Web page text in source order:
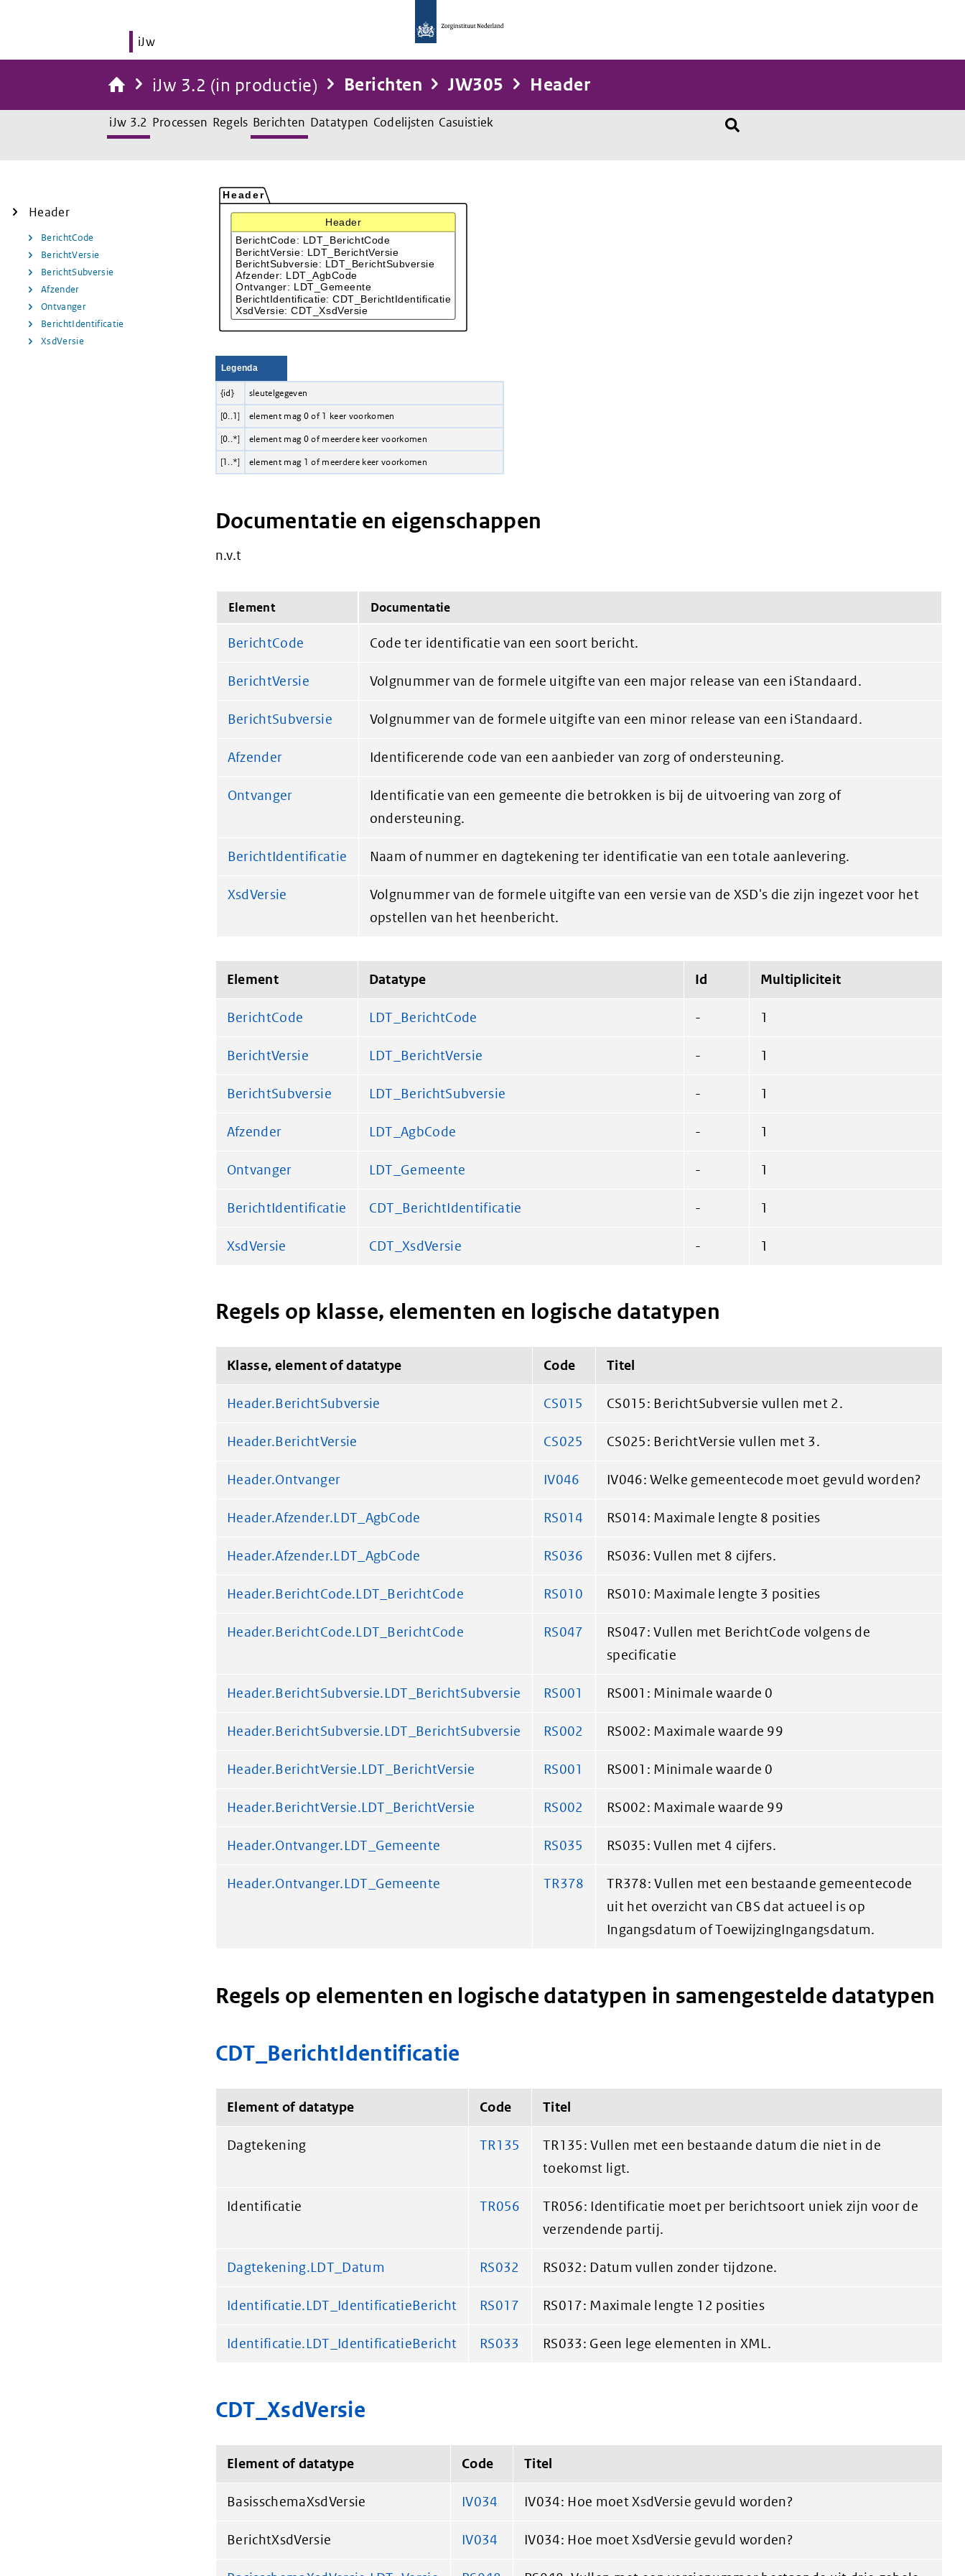
iJw
iJw 3.2 (in productie) Berichten JW305 Header
iJw 3.2 Processen Regels Berichten Datatypen Codelijsten Casuistiek
Header
BerichtCode
BerichtVersie
BerichtSubversie
Afzender
Ontvanger
BerichtIdentificatie
XsdVersie
Legenda
{id}
sleutelgegeven
[0..1]
element mag 0 of 1 keer voorkomen
[0..*]
element mag 0 of meerdere keer voorkomen
[1..*]
element mag 1 of meerdere keer voorkomen
Documentatie en eigenschappen
n.v.t
Element Documentatie
BerichtCode Code ter identificatie van een soort bericht.
BerichtVersie Volgnummer van de formele uitgifte van een major release van een iStandaard.
BerichtSubversie Volgnummer van de formele uitgifte van een minor release van een iStandaard.
Afzender Identificerende code van een aanbieder van zorg of ondersteuning.
Ontvanger
Identificatie van een gemeente die betrokken is bij de uitvoering van zorg of
ondersteuning.
BerichtIdentificatie Naam of nummer en dagtekening ter identificatie van een totale aanlevering.
XsdVersie
Volgnummer van de formele uitgifte van een versie van de XSD's die zijn ingezet voor het
opstellen van het heenbericht.
Element Datatype Id Multipliciteit
BerichtCode LDT_BerichtCode - 1
BerichtVersie LDT_BerichtVersie - 1
BerichtSubversie LDT_BerichtSubversie - 1
Afzender LDT_AgbCode - 1
Ontvanger LDT_Gemeente - 1
BerichtIdentificatie CDT_BerichtIdentificatie - 1
XsdVersie CDT_XsdVersie - 1
Regels op klasse, elementen en logische datatypen
Klasse, element of datatype Code Titel
Header.BerichtSubversie CS015 CS015: BerichtSubversie vullen met 2.
Header.BerichtVersie CS025 CS025: BerichtVersie vullen met 3.
Header.Ontvanger IV046 IV046: Welke gemeentecode moet gevuld worden?
Header.Afzender.LDT_AgbCode RS014 RS014: Maximale lengte 8 posities
Header.Afzender.LDT_AgbCode RS036 RS036: Vullen met 8 cijfers.
Header.BerichtCode.LDT_BerichtCode RS010 RS010: Maximale lengte 3 posities
Header.BerichtCode.LDT_BerichtCode RS047
RS047: Vullen met BerichtCode volgens de
specificatie
Header.BerichtSubversie.LDT_BerichtSubversie RS001 RS001: Minimale waarde 0
Header.BerichtSubversie.LDT_BerichtSubversie RS002 RS002: Maximale waarde 99
Header.BerichtVersie.LDT_BerichtVersie RS001 RS001: Minimale waarde 0
Header.BerichtVersie.LDT_BerichtVersie RS002 RS002: Maximale waarde 99
Header.Ontvanger.LDT_Gemeente RS035 RS035: Vullen met 4 cijfers.
Header.Ontvanger.LDT_Gemeente TR378
TR378: Vullen met een bestaande gemeentecode
uit het overzicht van CBS dat actueel is op
Ingangsdatum of ToewijzingIngangsdatum.
Regels op elementen en logische datatypen in samengestelde datatypen
CDT_BerichtIdentificatie
Element of datatype Code Titel
Dagtekening TR135
TR135: Vullen met een bestaande datum die niet in de
toekomst ligt.
Identificatie TR056
TR056: Identificatie moet per berichtsoort uniek zijn voor de
verzendende partij.
Dagtekening.LDT_Datum RS032 RS032: Datum vullen zonder tijdzone.
Identificatie.LDT_IdentificatieBericht RS017 RS017: Maximale lengte 12 posities
Identificatie.LDT_IdentificatieBericht RS033 RS033: Geen lege elementen in XML.
CDT_XsdVersie
Element of datatype Code Titel
BasisschemaXsdVersie IV034 IV034: Hoe moet XsdVersie gevuld worden?
BerichtXsdVersie IV034 IV034: Hoe moet XsdVersie gevuld worden?